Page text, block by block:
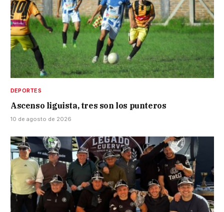
DEPORTES
Ascenso liguista, tres son los punteros
10 de agosto de 2026